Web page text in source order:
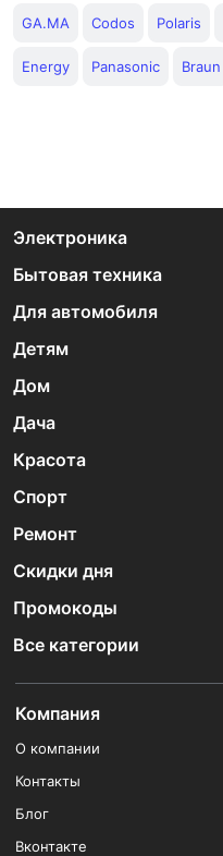
GA.MA Codos Polaris
Energy Panasonic Braun
Электроника
Бытовая техника
Для автомобиля
Детям
Дом
Дача
Красота
Спорт
Ремонт
Скидки дня
Промокоды
Все категории
Компания
О компании
Контакты
Блог
Вконтакте